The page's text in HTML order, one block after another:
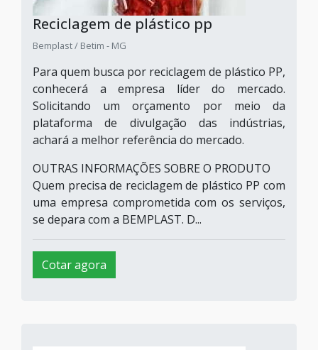
Reciclagem de plástico pp
Bemplast / Betim - MG
Para quem busca por reciclagem de plástico PP,
conhecerá a empresa líder do mercado.
Solicitando um orçamento por meio da
plataforma de divulgação das indústrias,
achará a melhor referência do mercado.
OUTRAS INFORMAÇÕES SOBRE O PRODUTO
Quem precisa de reciclagem de plástico PP com
uma empresa comprometida com os serviços,
se depara com a BEMPLAST. D...
Cotar agora